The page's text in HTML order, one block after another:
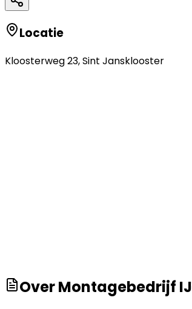
Locatie
Kloosterweg 23,Sint Jansklooster
OverMontagebedrijf